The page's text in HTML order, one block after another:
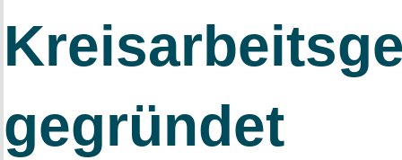
gegründet